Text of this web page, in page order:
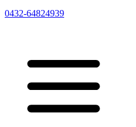
0432-64824939